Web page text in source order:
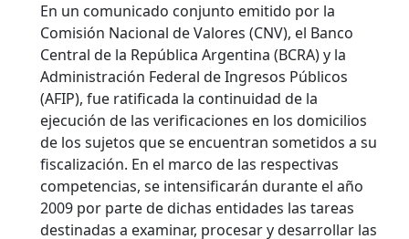
En un comunicado conjunto emitido por la
Comisión Nacional de Valores (CNV), el Banco
Central de la República Argentina (BCRA) y la
Administración Federal de Ingresos Públicos
(AFIP), fue ratificada la continuidad de la
ejecución de las verificaciones en los domicilios
de los sujetos que se encuentran sometidos a su
fiscalización. En el marco de las respectivas
competencias, se intensificarán durante el año
2009 por parte de dichas entidades las tareas
destinadas a examinar, procesar y desarrollar las